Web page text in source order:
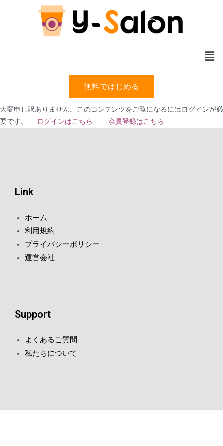
無料ではじめる
大変申し訳ありません。このコンテンツをご覧になるにはログインが必
要です。
ログインはこちら 会員登録はこちら
Link
ホーム
利用規約
プライバシーポリシー
運営会社
Support
よくあるご質問
私たちについて